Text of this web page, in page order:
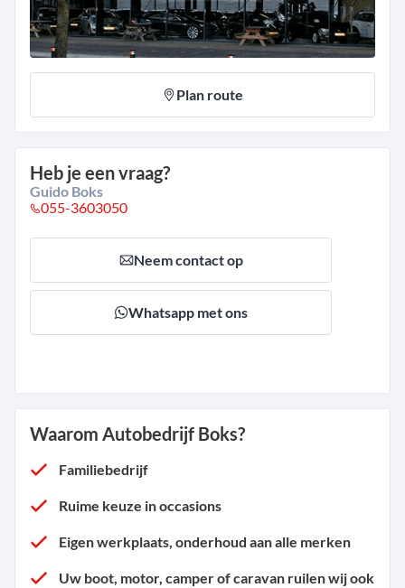
Plan route
Heb je een vraag?
Guido Boks
055-3603050
Neem contact op
Whatsapp met ons
Waarom Autobedrijf Boks?
Familiebedrijf
Ruime keuze in occasions
Eigen werkplaats, onderhoud aan alle merken
Uw boot, motor, camper of caravan ruilen wij ook